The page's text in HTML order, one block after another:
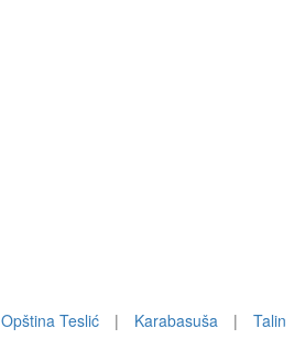
Opština Teslić | Karabasuša |
Talin